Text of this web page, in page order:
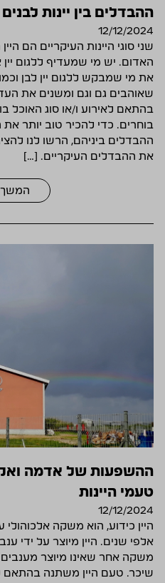
ההבדלים בין יינות
12/12/2024
שני סוגי היינות העיקריים הם היין
האדום. יש מי שמעדיף ללגום יין
את מי שמבקש ללגום יין לבן
שאוהבים גם וגם ומשנים את
בהתאם לאירוע ו/או סוג האוכל
בוחרים. כדי להכיר טוב יותר את
ההבדלים ביניהם, הרשו לנו
את ההבדלים העיקריים. […]
המשך
ההשפעות של אדמה
טעמי היינות
12/12/2024
היין כידוע, הוא משקה אלכוהולי
אלפי שנים. היין מיוצר על ידי
משקה אחר שאינו מיוצר מענבים
שיכר. טעם היין משתנה בהתאם